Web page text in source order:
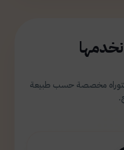
مخصصة حسب طبيعة